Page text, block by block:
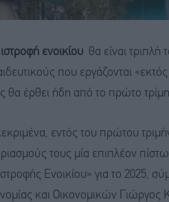
ενοικίου θα είναι τριπλή
που εργάζονται
θα έρθει ήδη από το πρώτο
εντός του πρώτου
τους μία επιπλέον
Ενοικίου» για το 2025,
και Οικονομικών Γιώργος